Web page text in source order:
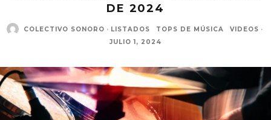
DE 2024
COLECTIVO SONORO · LISTADOS TOPS DE MÚSICA VIDEOS ·
JULIO 1, 2024